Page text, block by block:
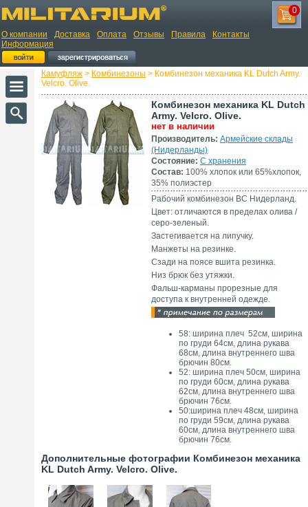
О компании Доставка Оплата Отзывы Правила
Контакты
Информация
0
Камуфляж > Комбинезоны > Комбинезон механика KL Dutch Army.
Velcro. Olive.
Комбинезон механика KL Dutch
Army. Velcro. Olive.
нет в наличии
Производитель: Армейские склады
(Нидерланды)
Состояние: С хранения
Состав: 100% хлопок или 65%хлопок,
35% полиэстер
Рабочий комбинезон ВС Нидерланд.
Цвет: отличаются в пределах олива /
серо-зеленый.
Застегивается на липучку.
Манжеты на резинке.
Сзади на поясе вшита резинка.
Низ брюк без утяжки.
Фальш-карманы прорезные для
доступа к внутренней одежде.
58: ширина плеч 52см, ширина
по груди 64см, длина рукава
68см, длина внутреннего шва
брючин 80см.
52: ширина плеч 50см, ширина
по груди 60см, длина рукава
62см, длина внутреннего шва
брючин 76см.
50:ширина плеч 48см, ширина
по груди 59см, длина рукава
60см, длина внутреннего шва
брючин 76см.
Дополнительные фотографии Комбинезон механика
KL Dutch Army. Velcro. Olive.